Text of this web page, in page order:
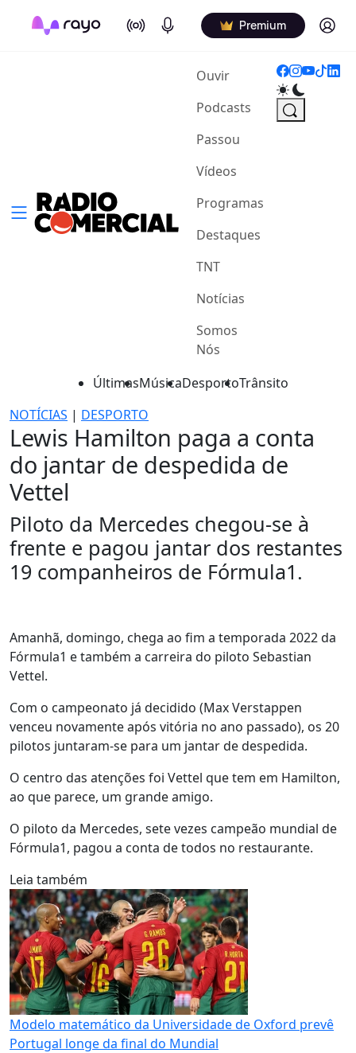
On Air Podcasts Premium Log in
Ouvir(current)
Podcasts
Passou
Vídeos
Programas
Destaques
TNT
Notícias
Somos
Nós
ÚltimasMúsicaDesportoTrânsito
NOTÍCIAS | DESPORTO
Lewis Hamilton paga a conta
do jantar de despedida de
Vettel
Piloto da Mercedes chegou-se à
frente e pagou jantar dos restantes
19 companheiros de Fórmula1.
Amanhã, domingo, chega ao fim a temporada 2022 da
Fórmula1 e também a carreira do piloto Sebastian
Vettel.
Com o campeonato já decidido (Max Verstappen
venceu novamente após vitória no ano passado), os 20
pilotos juntaram-se para um jantar de despedida.
O centro das atenções foi Vettel que tem em Hamilton,
ao que parece, um grande amigo.
O piloto da Mercedes, sete vezes campeão mundial de
Fórmula1, pagou a conta de todos no restaurante.
Leia também
Modelo matemático da Universidade de Oxford prevê
Portugal longe da final do Mundial